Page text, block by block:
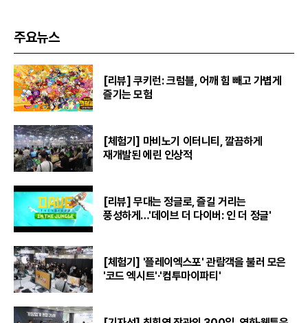
주요뉴스
[리뷰] 쿠키런: 크럼블, 어깨 힘 빼고 가볍게
즐기는 모험
[체험기] 마비노기 이터니티, 깔끔하게
재개발된 에린 인상적
[리뷰] 무대는 정글로, 즐길 거리는
풍성하게…'데이브 더 다이버: 인 더 정글'
[체험기] '플레이엑스포' 관람객을 불러 모은
'코드 엑시트'·'컴투마이파티'